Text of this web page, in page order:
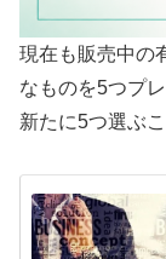
現在も販売中の
なものを5つプ
新たに5つ選ぶ